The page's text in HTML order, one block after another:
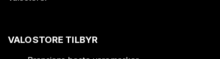
VALOSTORE TILBYR